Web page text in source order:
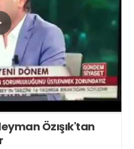
Özışık'tan